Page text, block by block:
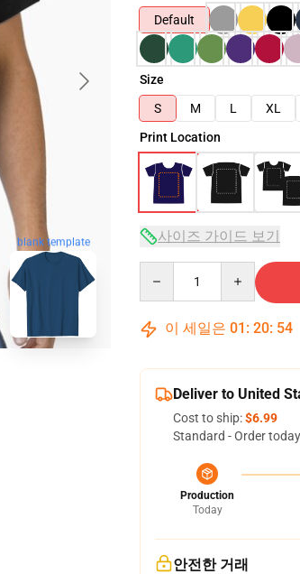
blank template
Default
Size
S
M L XL
Print Location
사이즈 가이드 보기
이 세일은 01 : 20: 53
Deliver to United
Cost to ship:$6.99
Standard - Order
Production
Today
안전한 거래